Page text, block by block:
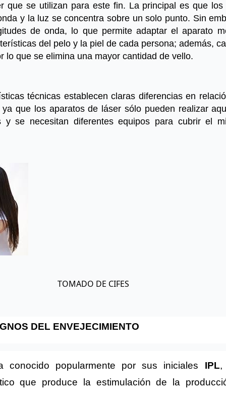
que se utilizan para este fin. La principal es que los
y la luz se concentra sobre un solo punto. Sin
de onda, lo que permite adaptar el aparato
del pelo y la piel de cada persona; además,
lo que se elimina una mayor cantidad de vello.
técnicas establecen claras diferencias en
que los aparatos de láser sólo pueden realizar
y se necesitan diferentes equipos para cubrir el
TOMADO DE CIFES
DEL ENVEJECIMIENTO
conocido popularmente por sus iniciales IPL,
que produce la estimulación de la